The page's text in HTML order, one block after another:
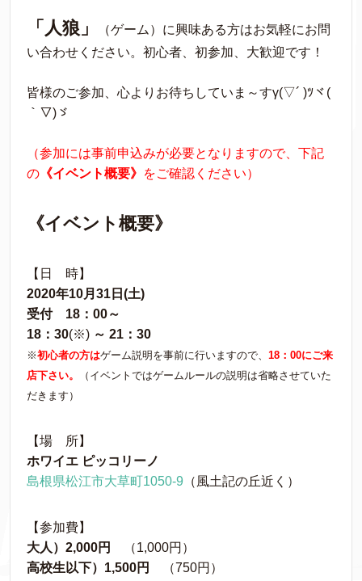
「人狼」
（ゲーム）に興味ある方はお気軽にお問
い合わせください。初心者、初参加、大歓迎です！
皆様のご参加、心よりお待ちしていま～すγ(▽´ )ﾂヾ(
｀▽)ゞ
（参加には事前申込みが必要となりますので、下記
の 《イベント概要》 をご確認ください）
《イベント概要》
【日 時】
2020年10月31日(土)
受付 18：00～
18：30(※) ～ 21：30
※初心者の方はゲーム説明を事前に行いますので、 18：00にご来
店下さい。
（イベントではゲームルールの説明は省略させていた
だきます）
【場 所】
ホワイエ ピッコリーノ
島根県松江市大草町1050-9 （風土記の丘近く）
【参加費】
大人）2,000円
（1,000円）
高校生以下）1,500円
（750円）